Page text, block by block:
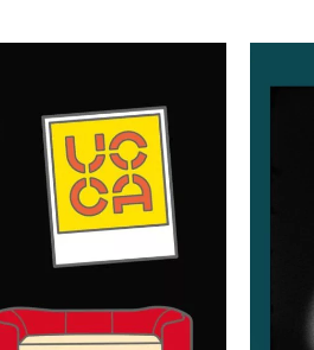
览，UCCA推出展览同名双语图录，精心
料的数百张图像，并附有详细的作品解
要的评述文章：本次展览策展人何塞·卡
日趣闻轶事串联起“成为安迪·沃霍尔”的
尼克——2020年出版的迄今为止最全
作者——揭示这一波普偶像常被忽略的
评论家周婉京则探讨了沃霍尔对“新”的
响。展览图录由休伯特&费希尔公司设